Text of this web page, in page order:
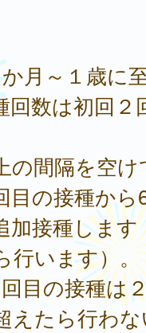
月～１歳に
回数は初回２
の間隔を空
目の接種か
加接種しま
行います）。
目の接種は
えたら行わ